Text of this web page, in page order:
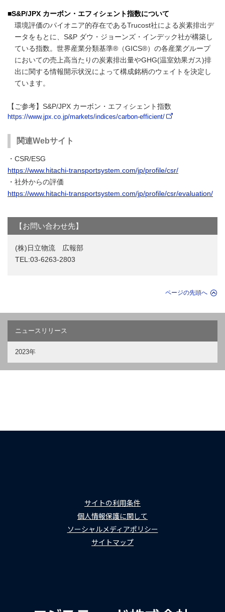
■S&P/JPX カーボン・エフィシェント指数について
環境評価のパイオニア的存在であるTrucost社による炭素排出デ
ータをもとに、S&P ダウ・ジョーンズ・インデック社が構築し
ている指数。世界産業分類基準®（GICS®）の各産業グループ
においての売上高当たりの炭素排出量やGHG(温室効果ガス)排
出に関する情報開示状況によって構成銘柄のウェイトを決定し
ています。
【ご参考】S&P/JPX カーボン・エフィシェント指数
https://www.jpx.co.jp/markets/indices/carbon-efficient/
関連Webサイト
・CSR/ESG
https://www.hitachi-transportsystem.com/jp/profile/csr/
・社外からの評価
https://www.hitachi-transportsystem.com/jp/profile/csr/evaluation/
【お問い合わせ先】
(株)日立物流 広報部
TEL:03-6263-2803
ページの先頭へ
ニュースリリース
2023年
サイトの利用条件
個人情報保護に関して
ソーシャルメディアポリシー
サイトマップ